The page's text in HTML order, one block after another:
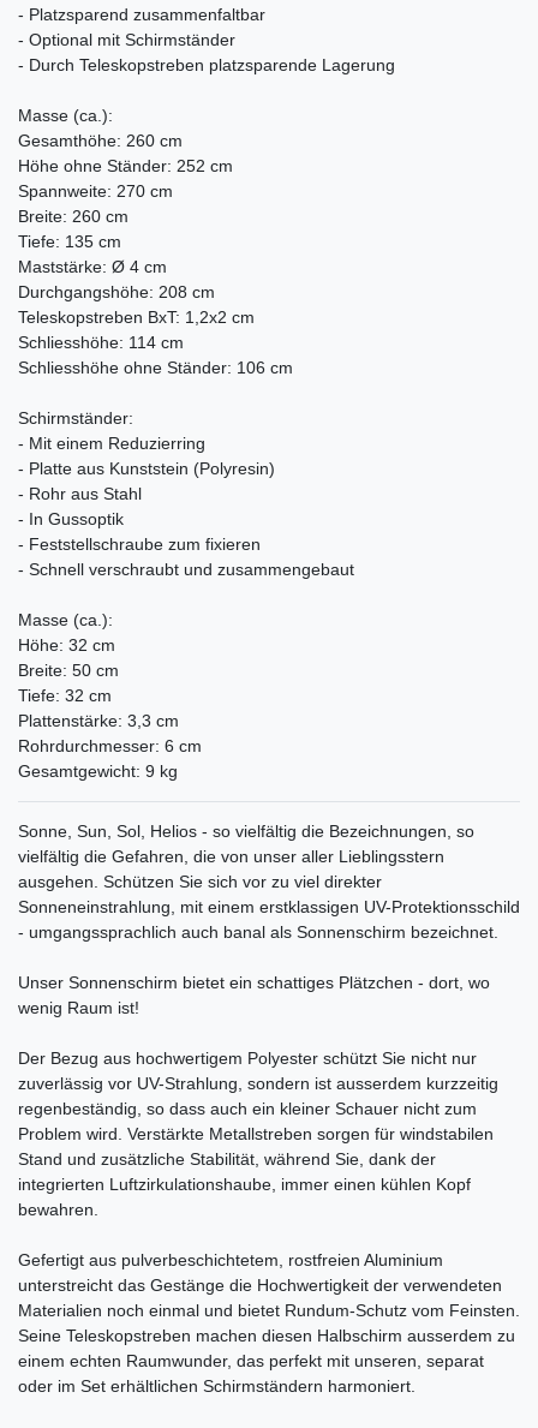
- Platzsparend zusammenfaltbar
- Optional mit Schirmständer
- Durch Teleskopstreben platzsparende Lagerung
Masse (ca.):
Gesamthöhe: 260 cm
Höhe ohne Ständer: 252 cm
Spannweite: 270 cm
Breite: 260 cm
Tiefe: 135 cm
Maststärke: Ø 4 cm
Durchgangshöhe: 208 cm
Teleskopstreben BxT: 1,2x2 cm
Schliesshöhe: 114 cm
Schliesshöhe ohne Ständer: 106 cm
Schirmständer:
- Mit einem Reduzierring
- Platte aus Kunststein (Polyresin)
- Rohr aus Stahl
- In Gussoptik
- Feststellschraube zum fixieren
- Schnell verschraubt und zusammengebaut
Masse (ca.):
Höhe: 32 cm
Breite: 50 cm
Tiefe: 32 cm
Plattenstärke: 3,3 cm
Rohrdurchmesser: 6 cm
Gesamtgewicht: 9 kg
Sonne, Sun, Sol, Helios - so vielfältig die Bezeichnungen, so
vielfältig die Gefahren, die von unser aller Lieblingsstern
ausgehen. Schützen Sie sich vor zu viel direkter
Sonneneinstrahlung, mit einem erstklassigen UV-Protektionsschild
- umgangssprachlich auch banal als Sonnenschirm bezeichnet.
Unser Sonnenschirm bietet ein schattiges Plätzchen - dort, wo
wenig Raum ist!
Der Bezug aus hochwertigem Polyester schützt Sie nicht nur
zuverlässig vor UV-Strahlung, sondern ist ausserdem kurzzeitig
regenbeständig, so dass auch ein kleiner Schauer nicht zum
Problem wird. Verstärkte Metallstreben sorgen für windstabilen
Stand und zusätzliche Stabilität, während Sie, dank der
integrierten Luftzirkulationshaube, immer einen kühlen Kopf
bewahren.
Gefertigt aus pulverbeschichtetem, rostfreien Aluminium
unterstreicht das Gestänge die Hochwertigkeit der verwendeten
Materialien noch einmal und bietet Rundum-Schutz vom Feinsten.
Seine Teleskopstreben machen diesen Halbschirm ausserdem zu
einem echten Raumwunder, das perfekt mit unseren, separat
oder im Set erhältlichen Schirmständern harmoniert.